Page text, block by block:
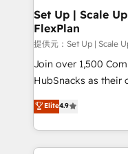
Award 🏆2020 Elite
Integrations
Marketing
2018 Website
Website Design
Sales Enablement
Growth-Driven
Set Up | Scale
FlexPlan
提供元：Set Up | Scale
Join over 1,500
HubSnacks as their
Simple pay-as-you-
1️⃣ Set Up |
HubSpot portals 2️⃣ Scale Up | 100% HubSpot Task
Execution... Global 24/7 ...
Elite4.9